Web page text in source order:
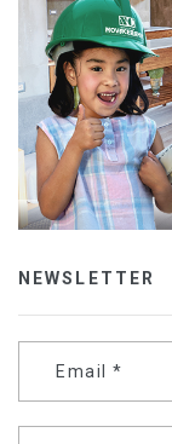
NEWSLETTER
Email *